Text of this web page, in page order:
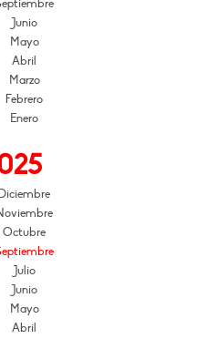
Junio
Mayo
Abril
Marzo
Febrero
Enero
Diciembre
Octubre
Julio
Junio
Mayo
Abril